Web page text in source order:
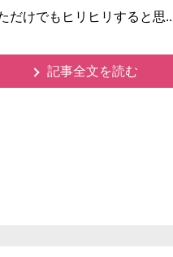
だけでもヒリヒリすると思
記事全文を読む